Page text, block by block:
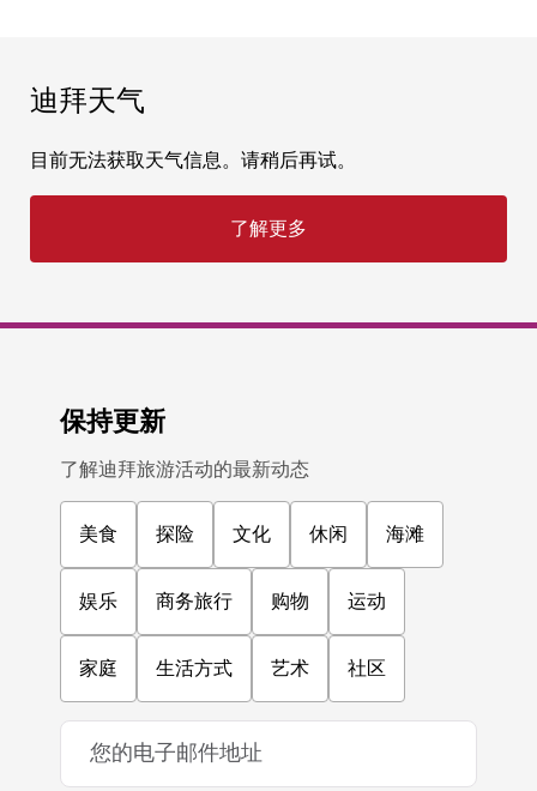
迪拜天气
目前无法获取天气信息。请稍后再试。
了解更多
保持更新
了解迪拜旅游活动的最新动态
美食 探险 文化 休闲 海滩
娱乐 商务旅行 购物 运动
家庭 生活方式 艺术 社区